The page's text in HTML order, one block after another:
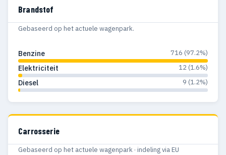
Brandstof
Gebaseerd op het actuele wagenpark.
Benzine 716 (97.2%)
Elektriciteit 12 (1.6%)
Diesel 9 (1.2%)
Carrosserie
Gebaseerd op het actuele wagenpark · indeling via EU